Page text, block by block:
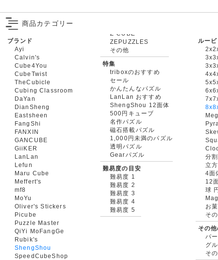
商品カテゴリー
ブランド
Ayi
Calvin's
Cube4You
CubeTwist
TheCubicle
Cubing Classroom
DaYan
DianSheng
Eastsheen
FangShi
FANXIN
GANCUBE
GiiKER
LanLan
Lefun
Maru Cube
Meffert's
mf8
MoYu
Oliver's Stickers
Picube
Puzzle Master
QiYi MoFangGe
Rubik's
ShengShou
SpeedCubeShop
ZEPUZZLES
その他
特集
triboxのおすすめ
セール
かんたんなパズル
LanLan おすすめ
ShengShou 12面体
500円キューブ
名作パズル
磁石搭載パズル
1,000円未満のパズル
透明パズル
Gearパズル
難易度の目安
難易度 1
難易度 2
難易度 3
難易度 4
難易度 5
ルー
分
立
4面
12
球
お
そ
その
パ
グ
そ